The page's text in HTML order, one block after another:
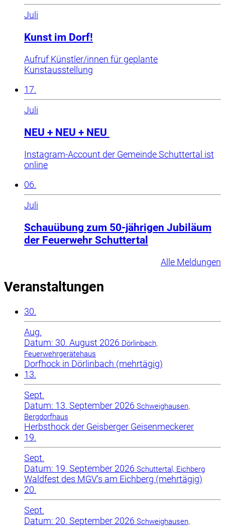
Juli
Kunst im Dorf!
Aufruf Künstler/innen für geplante
Kunstausstellung
17.
Juli
NEU + NEU + NEU
Instagram-Account der Gemeinde Schuttertal ist
online
06.
Juli
Schauübung zum 50-jährigen Jubiläum
der Feuerwehr Schuttertal
Alle Meldungen
Veranstaltungen
30.
Aug.
Datum: 30. August 2026 Dörlinbach,
Feuerwehrgerätehaus
Dorfhock in Dörlinbach (mehrtägig)
13.
Sept.
Datum: 13. September 2026 Schweighausen,
Bergdorfhaus
Herbsthock der Geisberger Geisenmeckerer
19.
Sept.
Datum: 19. September 2026 Schuttertal, Eichberg
Waldfest des MGV's am Eichberg (mehrtägig)
20.
Sept.
Datum: 20. September 2026 Schweighausen,